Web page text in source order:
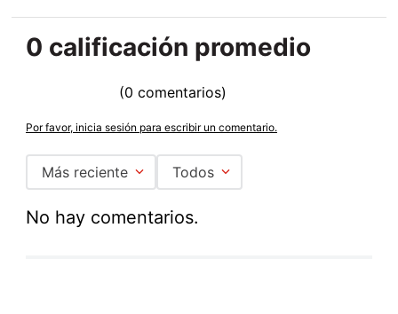
☆
0 calificación promedio
(0 comentarios)
Por favor, inicia sesión para escribir un comentario.
Más reciente Todos
No hay comentarios.